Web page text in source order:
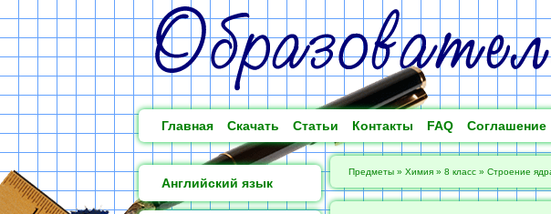
Главная Скачать Статьи Контакты FAQ Соглашение
Английский язык
Предметы » Химия » 8 класс » Строение